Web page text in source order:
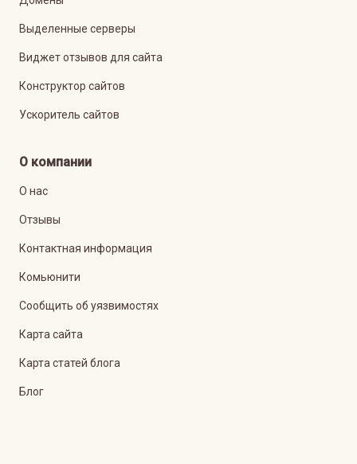
Выделенные серверы
Виджет отзывов для сайта
Конструктор сайтов
Ускоритель сайтов
О компании
О нас
Отзывы
Контактная информация
Комьюнити
Сообщить об уязвимостях
Карта сайта
Карта статей блога
Блог